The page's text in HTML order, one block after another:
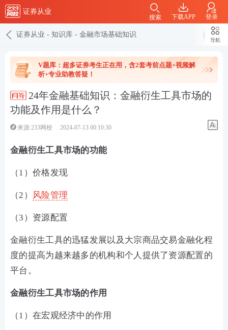
证券从业
下载APP 登录
搜索
证券从业 - 知识库 - 金融市场基础知识
导航
V题库：超多证券考生正在用，含2套考前点题+视频解
析+专业助教答疑！
24年金融基础知识：金融衍生工具市场的
功能及作用是什么？
来源:233网校 2024-07-13 00:10:30
金融衍生工具市场的功能
（1） 价格发现
（2） 风险管理
（3） 资源配置
金融衍生工具的迅猛发展以及大宗商品交易金融化程
度的提高为越来越多的机构和个人提供了资源配置的
平台。
金融衍生工具市场的作用
（1） 在宏观经济中的作用